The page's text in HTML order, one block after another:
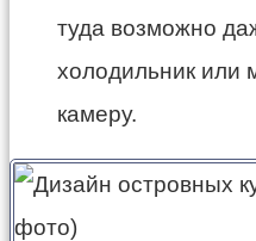
туда возможно
холодильник или
камеру.